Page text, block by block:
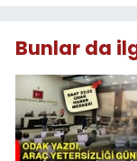
Bunlar da